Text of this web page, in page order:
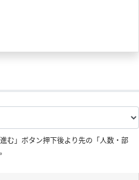
む」ボタン押下後より先の「人数・部